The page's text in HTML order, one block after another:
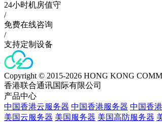
24小时机房值守
/
免费在线咨询
/
支持定制设备
Copyright © 2015-2026 HONG KONG
香港联合通讯国际有限公司
产品中心
中国香港云服务器 中国香港服务器 中国香
美国云服务器 美国服务器 美国高防服务器